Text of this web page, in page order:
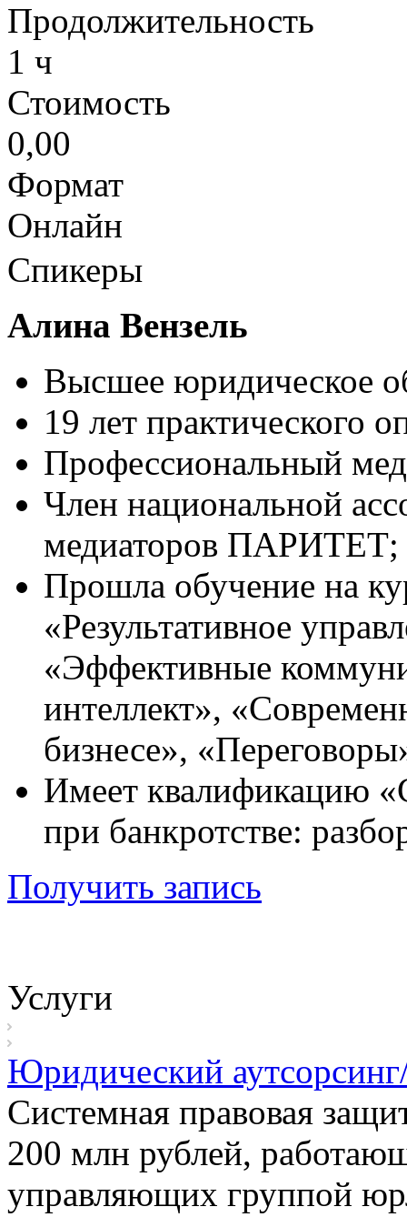
Продолжительность
1 ч
Стоимость
0,00
Формат
Онлайн
Спикеры
Алина Вензель
Высшее юридическое
19 лет практического
Профессиональный
Член национальной
медиаторов ПАРИТЕТ;
Прошла обучение на
«Результативное
«Эффективные
интеллект»,
бизнесе»,
Имеет квалификацию
при банкротстве:
Получить запись
Услуги
Юридический
Системная правовая
200 млн рублей,
управляющих группой